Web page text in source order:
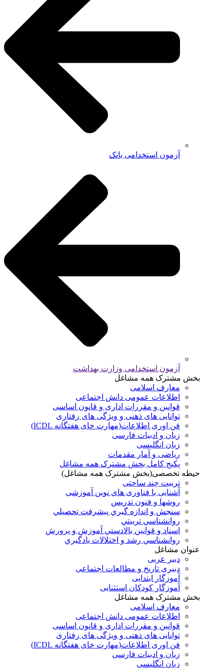
آزمون استخدامی بانک
آزمون استخدامی وزارت بهداشت
بخش مشترک همه مشاغل
معارف اسلامی
اطلاعات عمومی دانش اجتماعی
قوانین و مقررات اداری و قانون اساسی
توانایی های ذهنی و ویژگی های رفتاری
فن اوری اطلاعات(مهارت خای هفتگانه ICDL)
زبان و ادبیات فارسی
زبان انگلیسی
ریاضی و آمار مقدمات
پکیج کامل بخش مشترک همه مشاغل
حیطه تخصصی(بخش مشترک همه مشاغل)
تربیت چند ساحتی
آشنایی با فناوری های نوین آموزشی
روشها و فنون تدريس
سنجش و اندازه گيري پيشرفت تحصيلي
روانشناسي تربيتي
اسناد و قوانين بالادستي آموزش و پرورش
روانشناسي رشد و اختلالات يادگيري
عنوان مشاغل
دبير عربی
دبیری تاریخ و مطالعات اجتماعی
آموزگار ابتدایی
آموزگار کودکان استثنایی
بخش مشترک همه مشاغل
معارف اسلامی
اطلاعات عمومی دانش اجتماعی
قوانین و مقررات اداری و قانون اساسی
توانایی های ذهنی و ویژگی های رفتاری
فن اوری اطلاعات(مهارت خای هفتگانه ICDL)
زبان و ادبیات فارسی
زبان انگلیسی